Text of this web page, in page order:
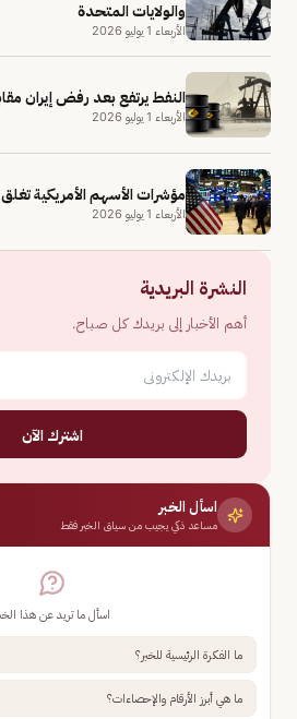
والولايات المتحدة
الأربعاء 1 يوليو 2026
النفط يرتفع بعد رفض إيران
الأربعاء 1 يوليو 2026
مؤشرات الأسهم الأمريكية تغلق
الأربعاء 1 يوليو 2026
النشرة البريدية
أهم الأخبار إلى بريدك كل صباح.
اشترك الآن
اسأل الخبر
مساعد ذكي يجيب من سياق الخبر فقط
اسأل ما تريد عن هذا
ما الفكرة الرئيسية للخبر؟
ما هي أبرز الأرقام والإحصاءات؟